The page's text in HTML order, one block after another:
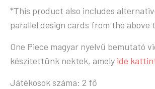
*This product also includes
parallel design cards from the above
One Piece magyar nyelvű bemutató
készítettünk nektek, amely ide
Játékosok száma: 2 fő